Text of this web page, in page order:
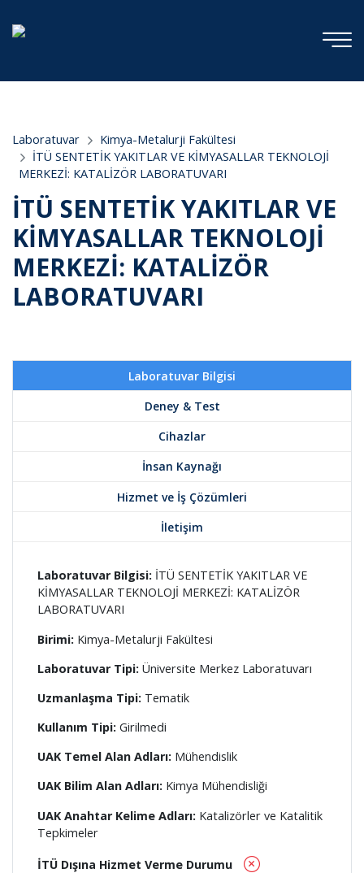
Laboratuvar
Kimya-Metalurji Fakültesi
İTÜ SENTETİK YAKITLAR VE KİMYASALLAR TEKNOLOJİ
MERKEZİ: KATALİZÖR LABORATUVARI
İTÜ SENTETİK YAKITLAR VE
KİMYASALLAR TEKNOLOJİ
MERKEZİ: KATALİZÖR
LABORATUVARI
Laboratuvar Bilgisi
Deney & Test
Cihazlar
İnsan Kaynağı
Hizmet ve İş Çözümleri
İletişim
Laboratuvar Bilgisi: İTÜ SENTETİK YAKITLAR VE
KİMYASALLAR TEKNOLOJİ MERKEZİ: KATALİZÖR
LABORATUVARI
Birimi: Kimya-Metalurji Fakültesi
Laboratuvar Tipi: Üniversite Merkez Laboratuvarı
Uzmanlaşma Tipi: Tematik
Kullanım Tipi: Girilmedi
UAK Temel Alan Adları: Mühendislik
UAK Bilim Alan Adları: Kimya Mühendisliği
UAK Anahtar Kelime Adları: Katalizörler ve Katalitik
Tepkimeler
İTÜ Dışına Hizmet Verme Durumu